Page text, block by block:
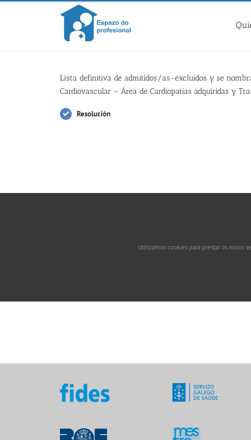
Skip
Lista definitiva de admitidos/as-excluidos y se
Cardiovascular – Área de Cardiopatías adquiridas y
Resolución
Utilizamos cookies para prestar os nosos